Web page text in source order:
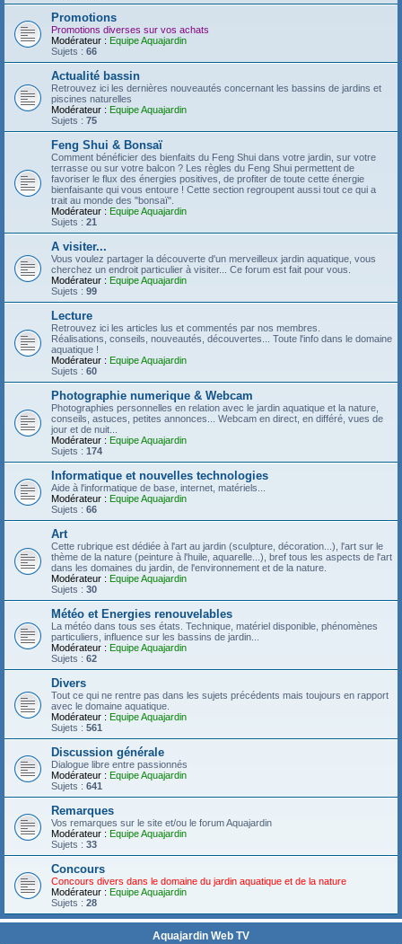
Promotions
Promotions diverses sur vos achats
Modérateur : Equipe Aquajardin
Sujets : 66
Actualité bassin
Retrouvez ici les dernières nouveautés concernant les bassins de jardins et
piscines naturelles
Modérateur : Equipe Aquajardin
Sujets : 75
Feng Shui & Bonsaï
Comment bénéficier des bienfaits du Feng Shui dans votre jardin, sur votre
terrasse ou sur votre balcon ? Les règles du Feng Shui permettent de
favoriser le flux des énergies positives, de profiter de toute cette énergie
bienfaisante qui vous entoure ! Cette section regroupent aussi tout ce qui a
trait au monde des "bonsaï".
Modérateur : Equipe Aquajardin
Sujets : 21
A visiter...
Vous voulez partager la découverte d'un merveilleux jardin aquatique, vous
cherchez un endroit particulier à visiter... Ce forum est fait pour vous.
Modérateur : Equipe Aquajardin
Sujets : 99
Lecture
Retrouvez ici les articles lus et commentés par nos membres.
Réalisations, conseils, nouveautés, découvertes... Toute l'info dans le domaine
aquatique !
Modérateur : Equipe Aquajardin
Sujets : 60
Photographie numerique & Webcam
Photographies personnelles en relation avec le jardin aquatique et la nature,
conseils, astuces, petites annonces... Webcam en direct, en différé, vues de
jour et de nuit...
Modérateur : Equipe Aquajardin
Sujets : 174
Informatique et nouvelles technologies
Aide à l'informatique de base, internet, matériels...
Modérateur : Equipe Aquajardin
Sujets : 66
Art
Cette rubrique est dédiée à l'art au jardin (sculpture, décoration...), l'art sur le
thème de la nature (peinture à l'huile, aquarelle...), bref tous les aspects de l'art
dans les domaines du jardin, de l'environnement et de la nature.
Modérateur : Equipe Aquajardin
Sujets : 30
Météo et Energies renouvelables
La météo dans tous ses états. Technique, matériel disponible, phénomènes
particuliers, influence sur les bassins de jardin...
Modérateur : Equipe Aquajardin
Sujets : 62
Divers
Tout ce qui ne rentre pas dans les sujets précédents mais toujours en rapport
avec le domaine aquatique.
Modérateur : Equipe Aquajardin
Sujets : 561
Discussion générale
Dialogue libre entre passionnés
Modérateur : Equipe Aquajardin
Sujets : 641
Remarques
Vos remarques sur le site et/ou le forum Aquajardin
Modérateur : Equipe Aquajardin
Sujets : 33
Concours
Concours divers dans le domaine du jardin aquatique et de la nature
Modérateur : Equipe Aquajardin
Sujets : 28
Aquajardin Web TV